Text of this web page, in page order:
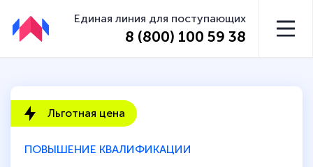
Единая линия для поступающих
8 (800) 100 59 38
ПОВЫШЕНИЕ КВАЛИФИКАЦИИ
Льготная цена